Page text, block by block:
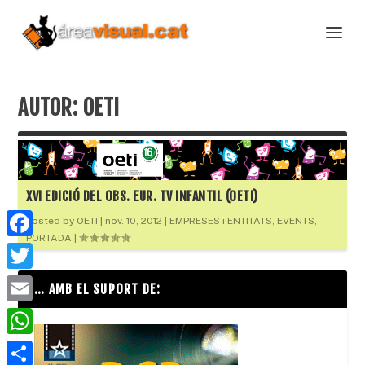
AUTOR: OETI
XVI EDICIÓ DEL OBS. EUR. TV INFANTIL (OETI)
Posted by OETI | nov. 10, 2012 | EMPRESES i ENTITATS, EVENTS,
PORTADA |
… AMB EL SUPORT DE:
F
a
c
e
b
T
w
i
t
E
m
W